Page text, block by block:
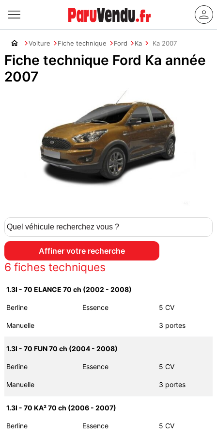
Voiture Fiche technique Ford Ka Ka 2007
Fiche technique Ford Ka année
2007
6 fiches techniques
1.3I - 70 ELANCE 70 ch (2002 - 2008)
Berline Essence 5 CV
Manuelle 3 portes
1.3I - 70 FUN 70 ch (2004 - 2008)
Berline Essence 5 CV
Manuelle 3 portes
1.3I - 70 KA² 70 ch (2006 - 2007)
Berline Essence 5 CV